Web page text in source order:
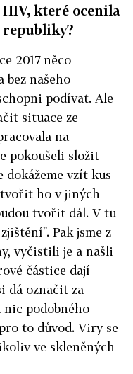
které ocenila
republiky?
2017 něco
našeho
podívat. Ale
situace ze
na
pokoušeli složit
vzít kus
ho v jiných
tvořit dál. V tu
Pak jsme z
vyčistili je a našli
částice dají
dá označit za
nic podobného
to důvod. Viry se
ve skleněných